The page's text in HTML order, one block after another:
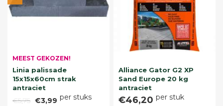
MEEST GEKOZEN!
Linia palissade
15x15x60cm strak
antraciet
€5,75 €3,99 per stuks
Alliance Gator G2 XP
Sand Europe 20 kg
antraciet
€46,20 per stuk